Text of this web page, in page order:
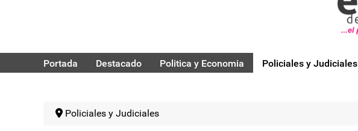
Portada Destacado Politica y Economia Policiales y Judiciales
Policiales y Judiciales